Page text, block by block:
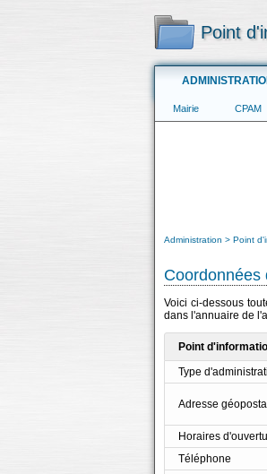
Point
Mairie CPAM
Administration Point
Coordonnées
Voici ci-dessous
dans l'annuaire de
Point
Type
Adresse
Horaires
Téléphone